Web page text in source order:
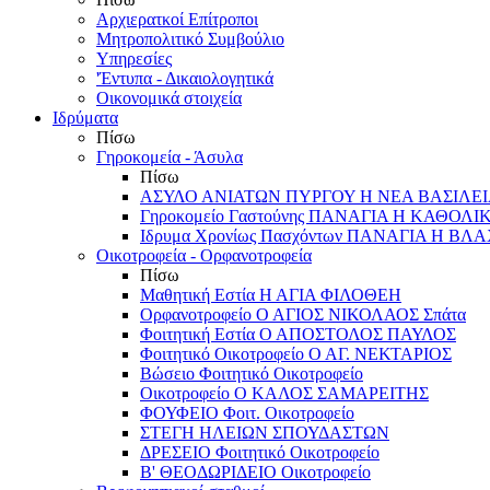
Αρχιερατκοί Επίτροποι
Μητροπολιτικό Συμβούλιο
Υπηρεσίες
'Έντυπα - Δικαιολογητικά
Οικονομικά στοιχεία
Ιδρύματα
Πίσω
Γηροκομεία - Άσυλα
Πίσω
ΑΣΥΛΟ ΑΝΙΑΤΩΝ ΠΥΡΓΟΥ Η ΝΕΑ
Γηροκομείο Γαστούνης ΠΑΝΑΓΙΑ Η
Ιδρυμα Χρονίως Πασχόντων ΠΑΝΑΓΙΑ Η
Οικοτροφεία - Ορφανοτροφεία
Πίσω
Μαθητική Εστία Η ΑΓΙΑ ΦΙΛΟΘΕΗ
Ορφανοτροφείο Ο ΑΓΙΟΣ ΝΙΚΟΛΑΟΣ Σπάτα
Φοιτητική Εστία Ο ΑΠΟΣΤΟΛΟΣ ΠΑΥΛΟΣ
Φοιτητικό Οικοτροφείο Ο ΑΓ. ΝΕΚΤΑΡΙΟΣ
Βώσειο Φοιτητικό Οικοτροφείο
Οικοτροφείο Ο ΚΑΛΟΣ ΣΑΜΑΡΕΙΤΗΣ
ΦΟΥΦΕΙΟ Φοιτ. Οικοτροφείο
ΣΤΕΓΗ ΗΛΕΙΩΝ ΣΠΟΥΔΑΣΤΩΝ
ΔΡΕΣΕΙΟ Φοιτητικό Οικοτροφείο
Β' ΘΕΟΔΩΡΙΔΕΙΟ Οικοτροφείο